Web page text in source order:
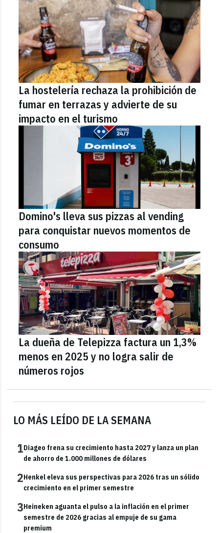
LO MÁS LEÍDO DE LA SEMANA
1Diageo frena su crecimiento hasta 2027 y lanza un plan
de ahorro de 1.000 millones de dólares
2Henkel eleva sus perspectivas para 2026 tras un sólido
crecimiento en el primer semestre
3Heineken aguanta el pulso a la inflación en el primer
semestre de 2026 gracias al empuje de su gama
premium
La hostelería rechaza la prohibición de
fumar en terrazas y advierte de su
impacto en el turismo
Domino's lleva sus pizzas al vending
para conquistar nuevos momentos de
consumo
La dueña de Telepizza factura un 1,3%
menos en 2025 y no logra salir de
números rojos